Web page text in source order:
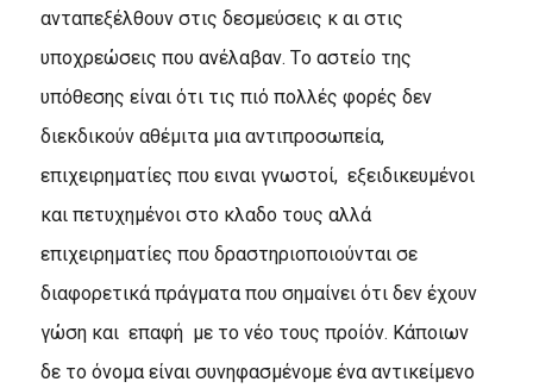
ανταπεξέλθουν στις δεσμεύσεις κ αι στις
υποχρεώσεις που ανέλαβαν. Tο αστείο της
υπόθεσης είναι ότι τις πιό πολλές φορές δεν
διεκδικούν αθέμιτα μια αντιπροσωπεία,
επιχειρηματίες που ειναι γνωστοί, εξειδικευμένοι
και πετυχημένοι στο κλαδο τους αλλά
επιχειρηματίες που δραστηριοποιούνται σε
διαφορετικά πράγματα που σημαίνει ότι δεν έχουν
γώση και επαφή με το νέο τους προίόν. Kάποιων
δε το όνομα είναι συνηφασμένομε ένα αντικείμενο